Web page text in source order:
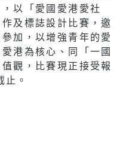
以「愛國愛港愛社
及標誌設計比賽，邀
加，以增強青年的愛
港為核心、同「一國
觀，比賽現正接受報
。